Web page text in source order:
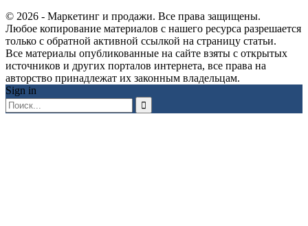
© 2026 - Маркетинг и продажи. Все права защищены.
Любое копирование материалов с нашего ресурса разрешается
только с обратной активной ссылкой на страницу статьи.
Все материалы опубликованные на сайте взяты с открытых
источников и других порталов интернета, все права на
авторство принадлежат их законным владельцам.
Sign in